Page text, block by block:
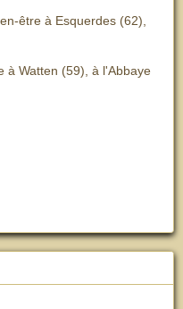
être à Esquerdes (62),
à Watten (59), à l'Abbaye